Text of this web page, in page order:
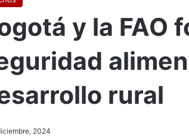
y la FAO
rural
2024